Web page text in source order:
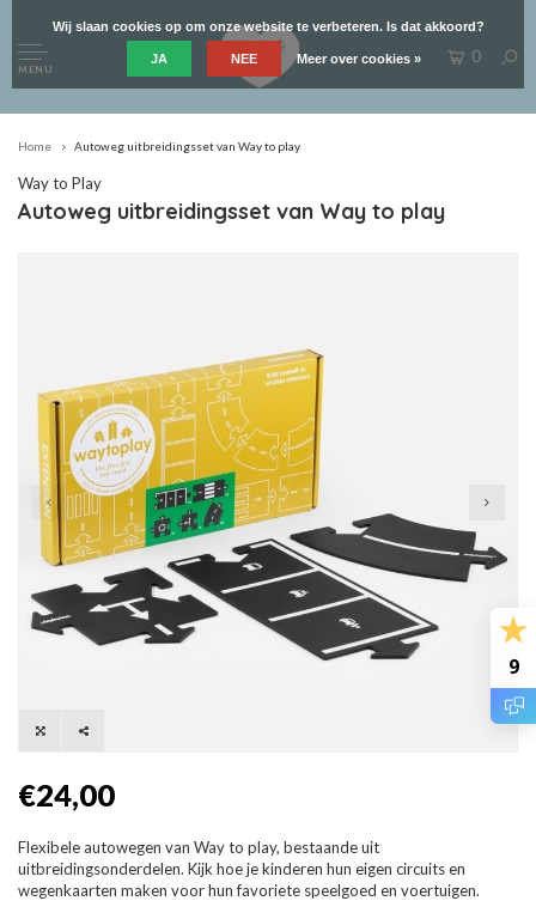
9
MENU
0
Home Autoweg uitbreidingsset van Way to play
Way to Play
Autoweg uitbreidingsset van Way to play
€24,00
Flexibele autowegen van Way to play, bestaande uit
uitbreidingsonderdelen. Kijk hoe je kinderen hun eigen circuits en
wegenkaarten maken voor hun favoriete speelgoed en voertuigen.
Wij slaan cookies op om onze website te verbeteren. Is dat akkoord?
JA NEE Meer over cookies »